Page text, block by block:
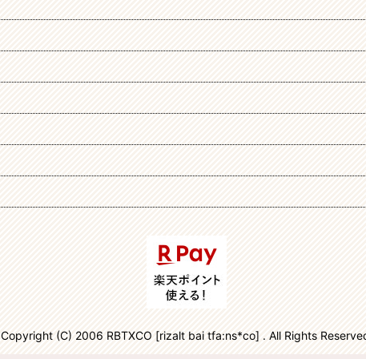
Copyright (C) 2006 RBTXCO [rizalt bai tfa:ns*co] . All Rights